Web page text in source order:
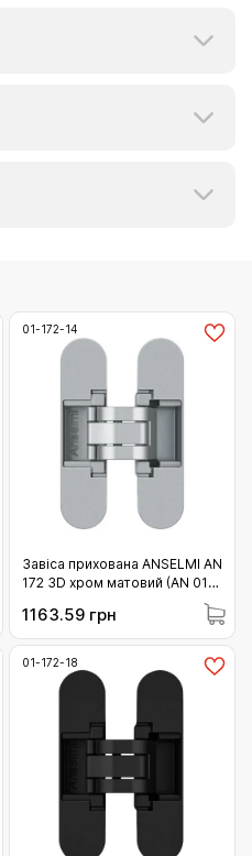
01-172-14
Завіса прихована ANSELMI AN
172 3D хром матовий (AN 014)
1163.59 грн
01-172-18